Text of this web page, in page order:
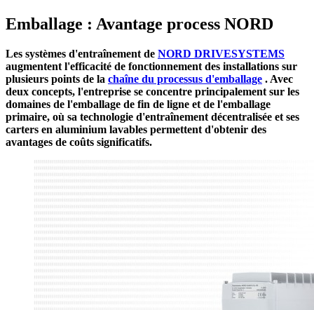
Emballage : Avantage process NORD
Les systèmes d'entraînement de NORD DRIVESYSTEMS
augmentent l'efficacité de fonctionnement des installations sur
plusieurs points de la chaîne du processus d'emballage . Avec
deux concepts, l'entreprise se concentre principalement sur les
domaines de l'emballage de fin de ligne et de l'emballage
primaire, où sa technologie d'entraînement décentralisée et ses
carters en aluminium lavables permettent d'obtenir des
avantages de coûts significatifs.